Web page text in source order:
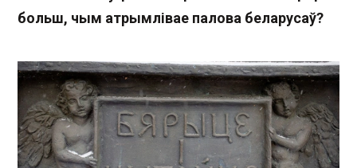
больш, чым атрымлівае палова беларусаў?